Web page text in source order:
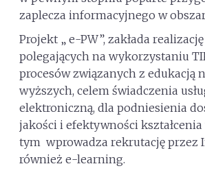
zaplecza informacyjnego w
Projekt „ e-PW”, zakłada
polegających na wykorzystaniu
procesów związanych z edukacją
wyższych, celem świadczenia
elektroniczną, dla podniesienia
jakości i efektywności
tym wprowadza rekrutację przez
również e-learning.